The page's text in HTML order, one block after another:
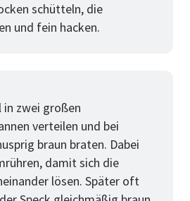
schütteln, die
und fein hacken.
in zwei großen
verteilen und bei
braun braten. Dabei
damit sich die
lösen. Später oft